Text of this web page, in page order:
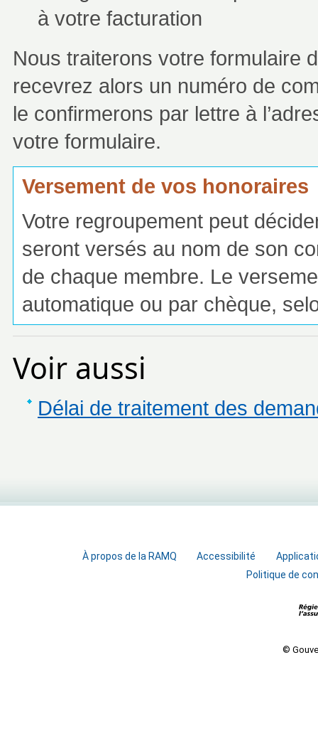
à votre facturation
Nous traiterons votre formulaire
recevrez alors un numéro de
le confirmerons par lettre à
votre formulaire.
Versement de vos honoraires
Votre regroupement peut
seront versés au nom de son
de chaque membre. Le
automatique ou par chèque,
Voir aussi
Délai de traitement des
À propos de la RAMQ Accessibilité
Politique de
©